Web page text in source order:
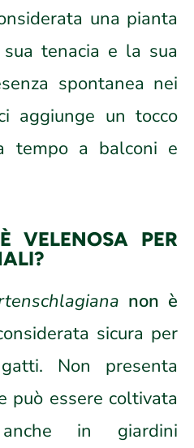
una pianta
tenacia e la sua
spontanea nei
aggiunge un tocco
tempo a balconi e
VELENOSA PER
non è
sicura per
Non presenta
può essere coltivata
anche in giardini